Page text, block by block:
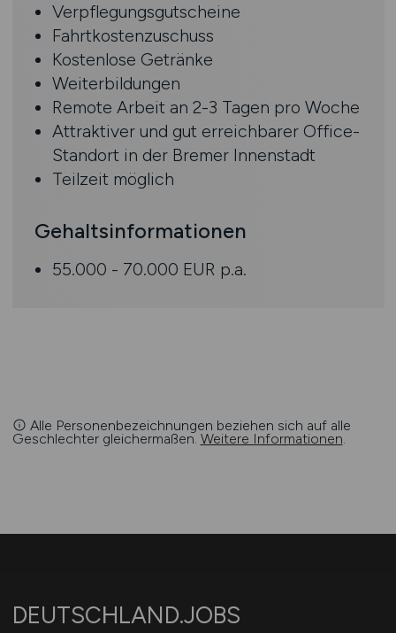
Verpflegungsgutscheine
Fahrtkostenzuschuss
Kostenlose Getränke
Weiterbildungen
Remote Arbeit an 2-3 Tagen pro Woche
Attraktiver und gut erreichbarer Office-
Standort in der Bremer Innenstadt
Teilzeit möglich
Gehaltsinformationen
55.000 - 70.000 EUR p.a.
Alle Personenbezeichnungen beziehen sich auf alle
Geschlechter gleichermaßen. Weitere Informationen.
DEUTSCHLAND.JOBS